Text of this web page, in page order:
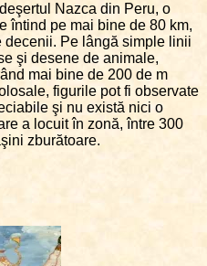
Nazca din Peru, o
întind pe mai bine de 80 km,
Pe lângă simple linii
şi desene de animale,
mai bine de 200 de m
figurile pot fi observate
şi nu există nici o
a locuit în zonă, între 300
zburătoare.